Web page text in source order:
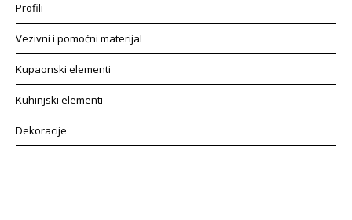
Profili
Vezivni i pomoćni materijal
Kupaonski elementi
Kuhinjski elementi
Dekoracije